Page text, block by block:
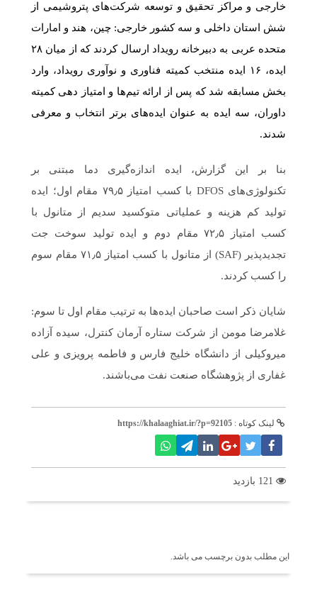
خارجی و مراکز تحقیق و توسعه شرکت‌های پتروشیمی از
شش استان داخلی و سه کشور خارجی: چین، هند و امارات
متحده عربی به دبیرخانه رویداد ارسال کردند که از میان ۲۸
ایده، ۱۶ ایده منتخب کمیته فناوری و نوآوری رویداد، وارد
بخش مسابقه شد که پس از ارائه تیم‌ها و امتیاز دهی کمیته
داوران، سه ایده به عنوان ایده‌های برتر انتخاب و معرفی
شدند.
بنا بر این گزارش، ایده اندازه‌گیری دما مبتنی بر
تکنولوژی‌های DFOS با کسب امتیاز ۷۹٫۵ مقام اول؛ ایده
تولید کم‌ هزینه و عملیاتی متوکسید سدیم از متانول با
کسب امتیاز ۷۲٫۵ مقام دوم و ایده تولید سوخت جت
تجدیدپذیر (SAF) از متانول با کسب امتیاز ۷۱٫۵ مقام سوم
را کسب کردند.
شایان ذکر است صاحبان ایده‌ها به ترتیب مقام اول تا سوم:
غلامرضا مومن از شرکت ستاره آرمان کنترل، سیده آزاده
میروکیلی از دانشگاه خلیج فارس و فاطمه پرویزی و علی
غفاری از پژوهشگاه صنعت نفت می‌باشند.
لینک کوتاه : https://khalaaghiat.ir/?p=92105
این مطلب بدون برچسب می باشد.